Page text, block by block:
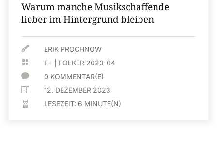
Warum manche Musikschaffende
lieber im Hintergrund bleiben
 ERIK PROCHNOW
 F+ FOLKER 2023-04
 0 KOMMENTAR(E)
 12. DEZEMBER 2023
 LESEZEIT: 6 MINUTE(N)